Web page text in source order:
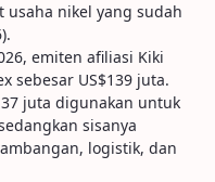
nikel yang sudah
emiten afiliasi Kiki
sebesar US$139 juta.
juta digunakan untuk
sisanya
logistik, dan